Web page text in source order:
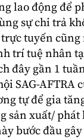
lao động để
sự chi trả
tuyến
trí tuệ nhân
đây gần 1
SAG-AFTRA
tự để gia
sản xuất/
bước đầu